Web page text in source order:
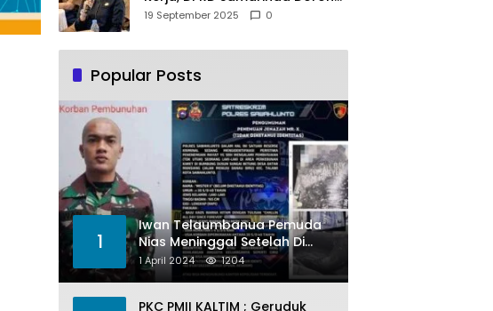
Pemkot Gencarkan
19 September 2025 0
Popular Posts
1
Iwan Telaumbanua Pemuda
Nias Meninggal Setelah Di
Habisi Oknum TNI AL
1 April 2024 1204
PKC PMII KALTIM ; Geruduk